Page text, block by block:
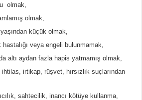
olmak,
olmak,
küçük olmak,
veya engeli bulunmamak,
altı aydan fazla hapis yatmamış olmak,
irtikap, rüşvet, hırsızlık suçlarından
sahtecilik, inancı kötüye kullanma,